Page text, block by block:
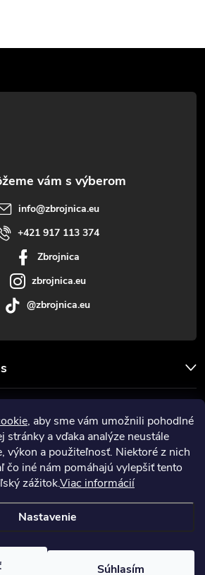
, aby sme vám umožnili pohodlné
stránky a vďaka analýze neustále
výkon a použiteľnosť. Niektoré z nich
čo iné nám pomáhajú vylepšiť tento
zážitok.Viac informácií
Nastavenie
Súhlasím
info@zbrojnica.eu
+421 917 113 374
Zbrojnica
zbrojnica.eu
@zbrojnica.eu
cookies